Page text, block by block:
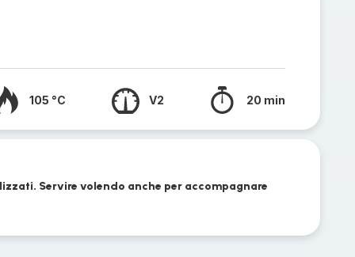
105 °C V2 20 min
Servire volendo anche per accompagnare